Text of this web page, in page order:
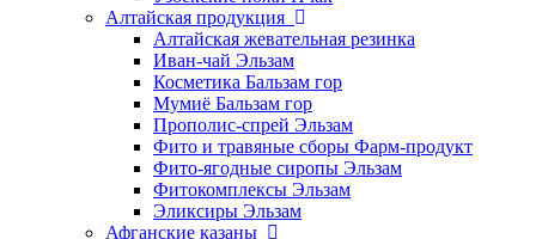
Алтайская продукция
Алтайская жевательная резинка
Иван-чай Эльзам
Косметика Бальзам гор
Мумиё Бальзам гор
Прополис-спрей Эльзам
Фито и травяные сборы Фарм-продукт
Фито-ягодные сиропы Эльзам
Фитокомплексы Эльзам
Эликсиры Эльзам
Афганские казаны